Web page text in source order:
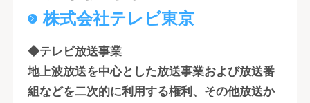
株式会社テレビ東京
◆テレビ放送事業
地上波放送を中心とした放送事業および放送番
組などを二次的に利用する権利、その他放送か